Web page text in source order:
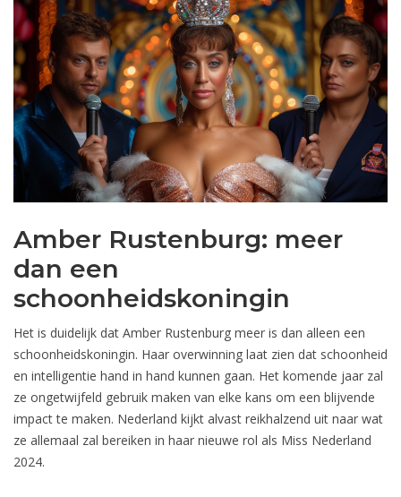
Amber Rustenburg: meer
dan een
schoonheidskoningin
Het is duidelijk dat Amber Rustenburg meer is dan alleen een
schoonheidskoningin. Haar overwinning laat zien dat schoonheid
en intelligentie hand in hand kunnen gaan. Het komende jaar zal
ze ongetwijfeld gebruik maken van elke kans om een blijvende
impact te maken. Nederland kijkt alvast reikhalzend uit naar wat
ze allemaal zal bereiken in haar nieuwe rol als Miss Nederland
2024.